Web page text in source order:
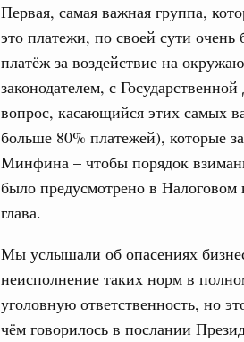
Первая, самая важная группа,
это платежи, по своей сути
платёж за воздействие на
законодателем, с
вопрос, касающийся этих самых
больше 80% платежей), которые
Минфина – чтобы порядок
было предусмотрено в Налоговом
глава.
Мы услышали об опасениях
неисполнение таких норм в
уголовную ответственность, но
чём говорилось в послании